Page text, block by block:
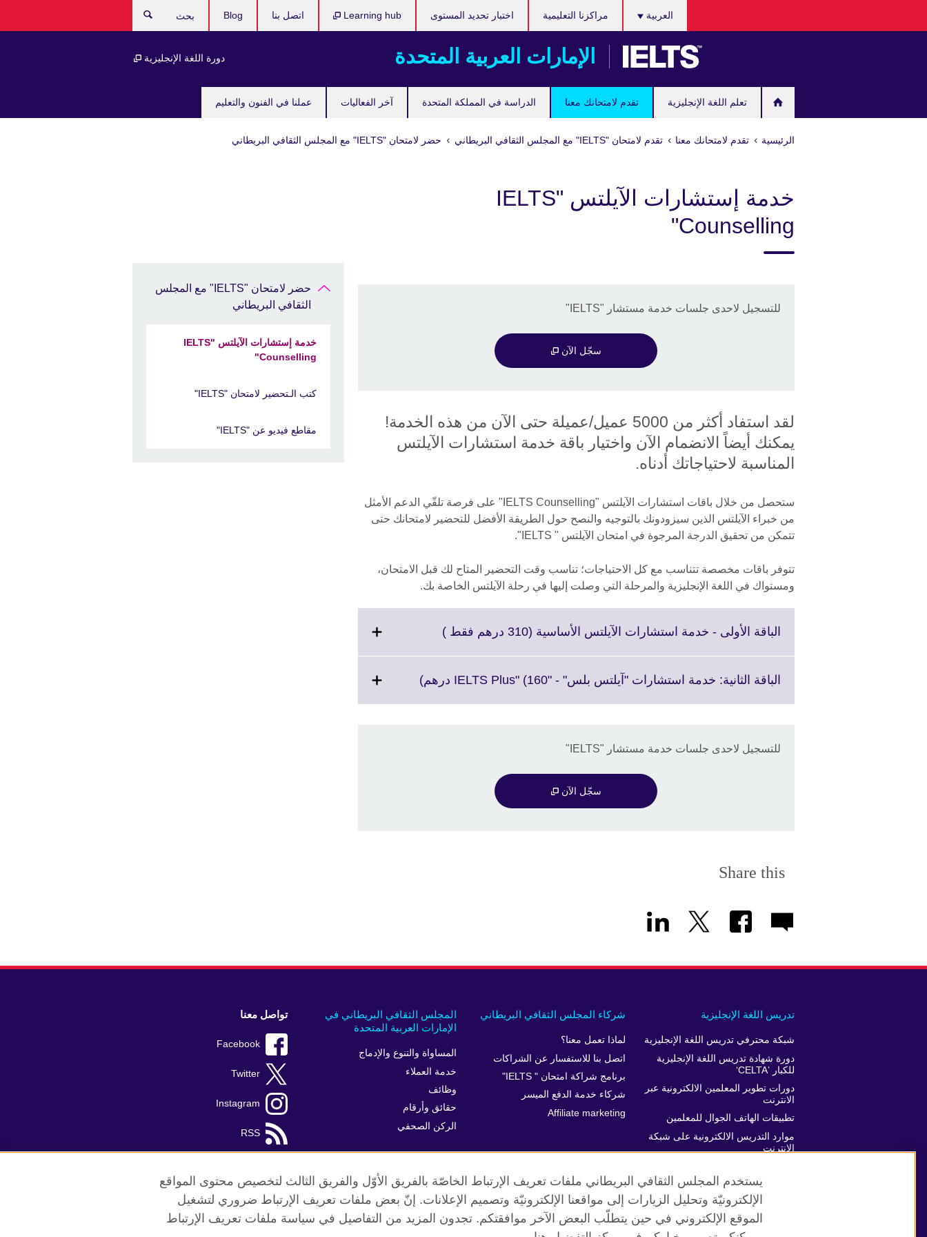
الإمارات العربية المتحدة
تعلم اللغة الإنجليزية تقدم لامتحانك معنا الدراسة في المملكة المتحدة آخر الفعاليات عملنا في الفنون والتعليم
العربية
دورة اللغة الإنجليزية
مراكزنا التعليمية اختبار تحديد المستوى Learning hub اتصل بنا Blog
الرئيسية تقدم لامتحانك معنا تقدم لامتحان "IELTS" مع المجلس الثقافي البريطاني حضر لامتحان "IELTS" مع المجلس الثقافي البريطاني
خدمة إستشارات الآيلتس "IELTS
Counselling"
للتسجيل لاحدى جلسات خدمة مستشار "IELTS"
سجّل الآن
لقد استفاد أكثر من 5000 عميل/عميلة حتى الآن من هذه الخدمة!
يمكنك أيضاً الانضمام الآن واختيار باقة خدمة استشارات الآيلتس
المناسبة لاحتياجاتك أدناه.
ستحصل من خلال باقات استشارات الآيلتس "IELTS Counselling" على فرصة تلقّي الدعم الأمثل
من خبراء الآيلتس الذين سيزودونك بالتوجيه والنصح حول الطريقة الأفضل للتحضير لامتحانك حتى
تتمكن من تحقيق الدرجة المرجوة في امتحان الآيلتس " IELTS".
تتوفر باقات مخصصة تتناسب مع كل الاحتياجات؛ تناسب وقت التحضير المتاح لك قبل الامتحان،
ومستواك في اللغة الإنجليزية والمرحلة التي وصلت إليها في رحلة الآيلتس الخاصة بك.
الباقة الأولى - خدمة استشارات الآيلتس الأساسية (310 درهم فقط )
More
الباقة الثانية: خدمة استشارات "آيلتس بلس" - "IELTS Plus" (160 درهم)
للتسجيل لاحدى جلسات خدمة مستشار "IELTS"
سجّل الآن
Share this
حضر لامتحان "IELTS" مع المجلس
الثقافي البريطاني
خدمة إستشارات الآيلتس "IELTS
Counselling"
كتب الـتحضير لامتحان "IELTS"
مقاطع فيديو عن "IELTS"
المجلس الثقافي البريطاني في
الإمارات العربية المتحدة
المساواة والتنوع والإدماج
خدمة العملاء
وظائف
حقائق وأرقام
الركن الصحفي
شركاء المجلس الثقافي البريطاني
لماذا تعمل معنا؟
اتصل بنا للاستفسار عن الشراكات
برنامج شراكة امتحان " IELTS"
شركاء خدمة الدفع الميسر
Affiliate marketing
تدريس اللغة الإنجليزية
شبكة محترفي تدريس اللغة الإنجليزية
دورة شهادة تدريس اللغة الإنجليزية
للكبار ’CELTA‘
دورات تطوير المعلمين الالكترونية عبر
الانترنت
تطبيقات الهاتف الجوال للمعلمين
موارد التدريس الالكترونية على شبكة
الانترنت
تواصل معنا
Facebook
Twitter
Instagram
RSS
موقع المجلس الثقافي البريطاني العالمي الخصوصية وشروط الاستخدام
يستخدم المجلس الثقافي البريطاني ملفات تعريف الإرتباط الخاصّة بالفريق الأوّل والفريق الثالث لتخصيص محتوى المواقع
الإلكترونيّة وتحليل الزيارات إلى مواقعنا الإلكترونيّة وتصميم الإعلانات. إنّ بعض ملفات تعريف الإرتباط ضروري لتشغيل
الموقع الإلكتروني في حين يتطلّب البعض الآخر موافقتكم. تجدون المزيد من التفاصيل في سياسة ملفات تعريف الإرتباط